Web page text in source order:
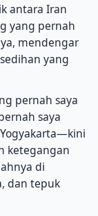
antara Iran
yang pernah
mendengar
yang
pernah saya
saya
ketegangan
di
dan tepuk